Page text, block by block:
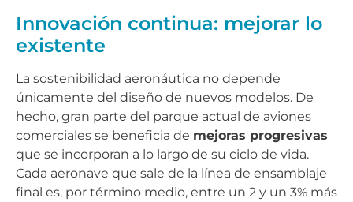
Innovación continua: mejorar lo
existente
La sostenibilidad aeronáutica no depende
únicamente del diseño de nuevos modelos. De
hecho, gran parte del parque actual de aviones
comerciales se beneficia de mejoras progresivas
que se incorporan a lo largo de su ciclo de vida.
Cada aeronave que sale de la línea de ensamblaje
final es, por término medio, entre un 2 y un 3% más